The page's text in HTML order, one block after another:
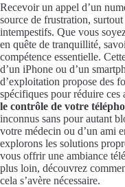
Recevoir un appel d’un
source de frustration,
intempestifs. Que vous
en quête de tranquillité,
compétence essentielle.
d’un iPhone ou d’un
d’exploitation propose des
spécifiques pour réduire ces
le contrôle de votre
inconnus sans pour autant
votre médecin ou d’un ami
explorons les solutions
vous offrir une ambiance
plus loin, découvrez
cela s’avère nécessaire.